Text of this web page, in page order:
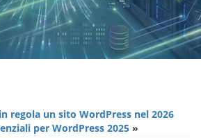
regola un sito WordPress nel 2026
per WordPress 2025 »